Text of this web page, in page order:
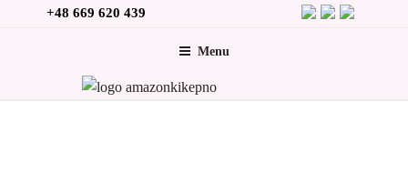
+48 669 620 439
Menu